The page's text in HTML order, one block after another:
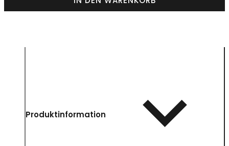
Produktinformation